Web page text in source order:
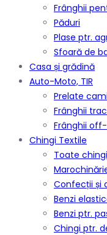
Frânghii
Păduri
Plase ptr.
Sfoară de
Casa și grădină
Auto-Moto, TIR
Prelate
Frânghii
Frânghii
Chingi Textile
Toate
Confecții și
Benzi
Benzi ptr.
Chingi ptr.